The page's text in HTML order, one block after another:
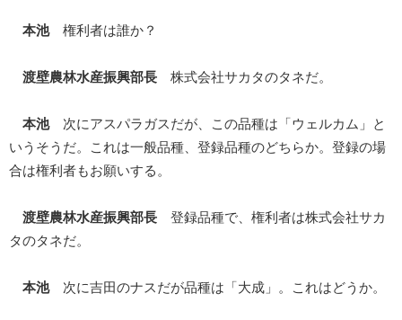
本池権利者は誰か？
渡壁農林水産振興部長 株式会社サカタのタネだ。
本池次にアスパラガスだが、この品種は「ウェルカム」と
いうそうだ。これは一般品種、登録品種のどちらか。登録の場
合は権利者もお願いする。
渡壁農林水産振興部長 登録品種で、権利者は株式会社サカ
タのタネだ。
本池次に吉田のナスだが品種は「大成」。これはどうか。